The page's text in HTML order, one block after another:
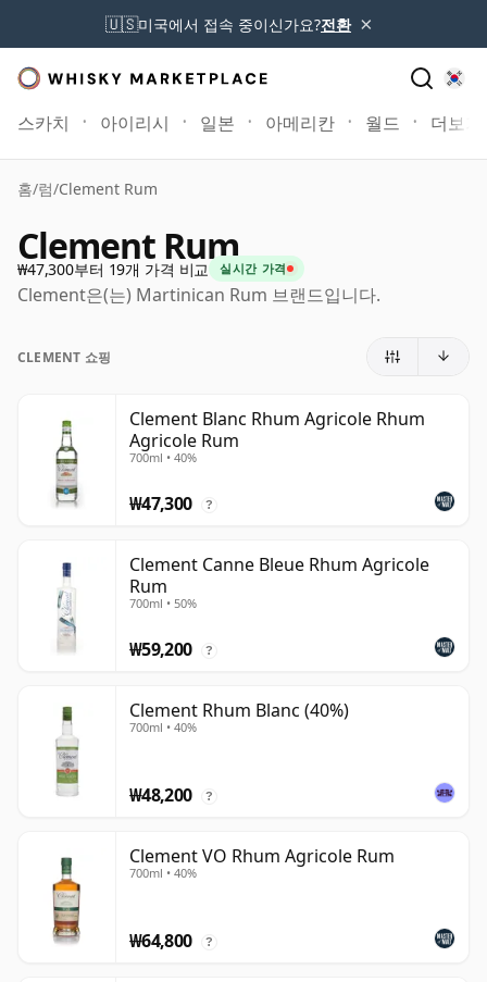
🇺🇸미국에서 접속 중이신가요?전환 ×
스카치 아이리시 일본 아메리칸 월드 더보기
홈/럼/Clement Rum
Clement Rum
₩47,300부터 19개 가격 비교 실시간 가격
Clement은(는) Martinican Rum 브랜드입니다.
CLEMENT 쇼핑
Clement Blanc Rhum Agricole Rhum
Agricole Rum
700ml • 40%
₩47,300 ?
Clement Canne Bleue Rhum Agricole
Rum
700ml • 50%
₩59,200 ?
Clement Rhum Blanc (40%)
700ml • 40%
₩48,200 ?
Clement VO Rhum Agricole Rum
700ml • 40%
₩64,800 ?